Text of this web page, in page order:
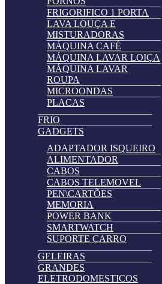
FRIGORIFICO 1 PORTA
LAVA LOUÇA E
MISTURADORAS
MÁQUINA CAFÉ
MÁQUINA LAVAR LOIÇA
MÁQUINA LAVAR
ROUPA
MICROONDAS
PLACAS
FRIO
GADGETS
ADAPTADOR ISQUEIRO
ALIMENTADOR
CABOS
CABOS TELEMOVEL
PEN\CARTÕES
MEMORIA
POWER BANK
SMARTWATCH
SUPORTE CARRO
GELEIRAS
GRANDES
ELETRODOMESTICOS